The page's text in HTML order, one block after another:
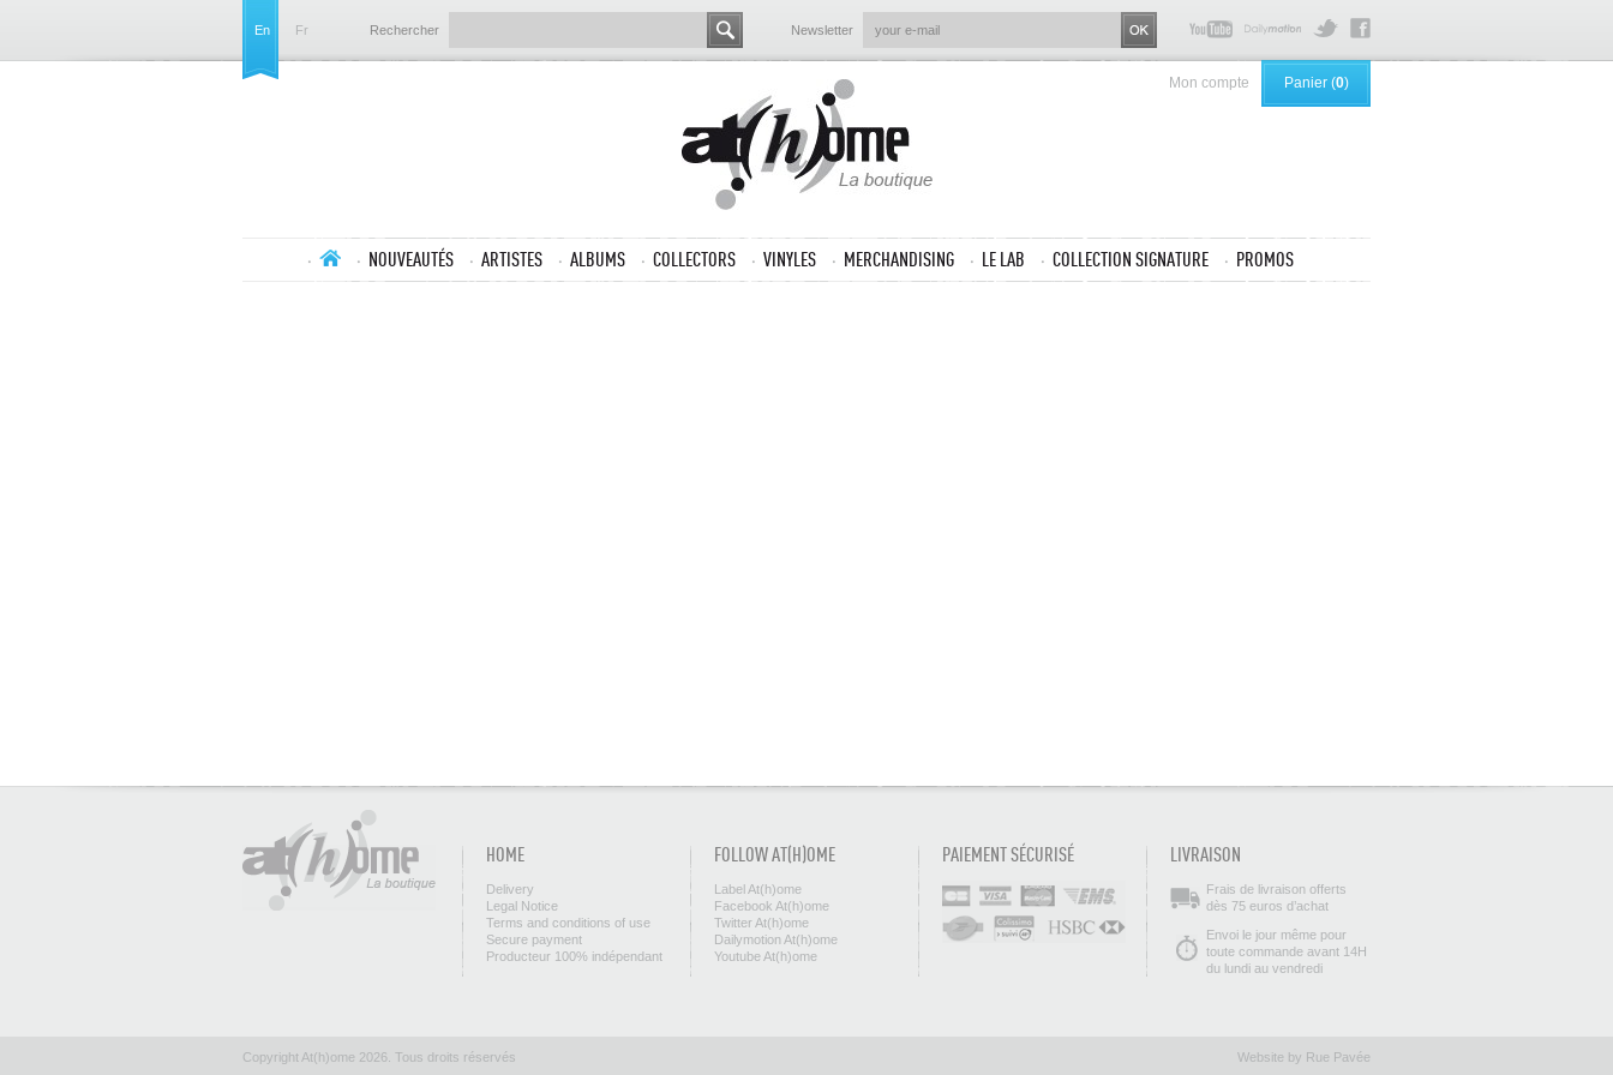
En Fr Rechercher Newsletter
Mon compte Panier (0)
NOUVEAUTÉS ARTISTES ALBUMS COLLECTORS VINYLES MERCHANDISING LE LAB COLLECTION SIGNATURE PROMOS
HOME
Delivery
Legal Notice
Terms and conditions of use
Secure payment
Producteur 100% indépendant
FOLLOW AT(H)OME
Label At(h)ome
Facebook At(h)ome
Twitter At(h)ome
Dailymotion At(h)ome
Youtube At(h)ome
PAIEMENT SÉCURISÉ LIVRAISON
Frais de livraison offerts
dès 75 euros d’achat
Envoi le jour même pour
toute commande avant 14H
du lundi au vendredi
Copyright At(h)ome 2026. Tous droits réservés Website by Rue Pavée